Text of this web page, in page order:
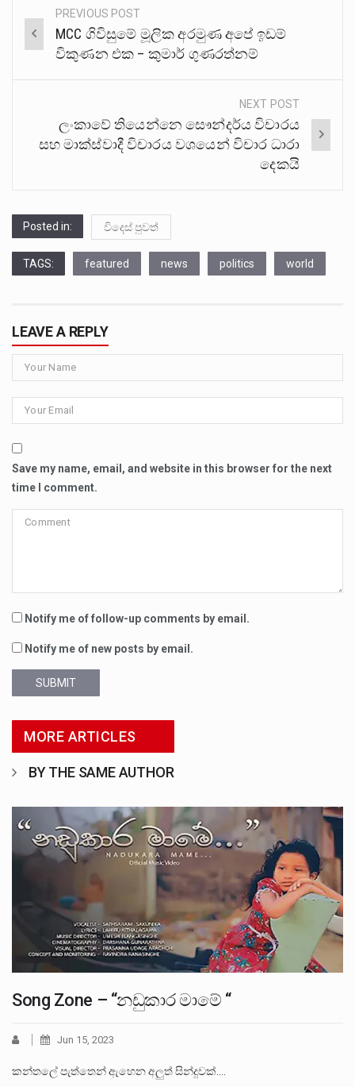
Post
navigation
PREVIOUS POST
MCC ගිවිසුමේ මූලික අරමුණ අපේ ඉඩම්
විකුණන එක – කුමාර් ගුණරත්නම්
NEXT POST
ලංකාවේ තියෙන්නෙ සෞන්දර්ය විචාරය
සහ මාක්ස්වාදී විචාරය වශයෙන් විචාර ධාරා
දෙකයි
Posted in: විදෙස් පුවත්
TAGS: featured news politics world
LEAVE A REPLY
Save my name, email, and website in this browser for the next
time I comment.
Notify me of follow-up comments by email.
Notify me of new posts by email.
SUBMIT
MORE ARTICLES
BY THE SAME AUTHOR
Song Zone – “නඩුකාර මාමේ “
Jun 15, 2023
කන්තලේ පැත්තෙන් ඇහෙන අලු‍ත් සින්දුවක්.…